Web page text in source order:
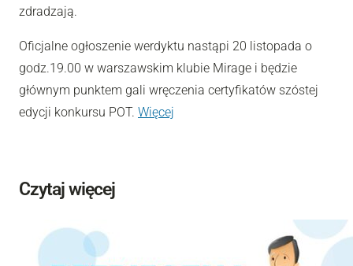
zdradzają.
Oficjalne ogłoszenie werdyktu nastąpi 20 listopada o
godz.19.00 w warszawskim klubie Mirage i będzie
głównym punktem gali wręczenia certyfikatów szóstej
edycji konkursu POT. Więcej
Czytaj więcej